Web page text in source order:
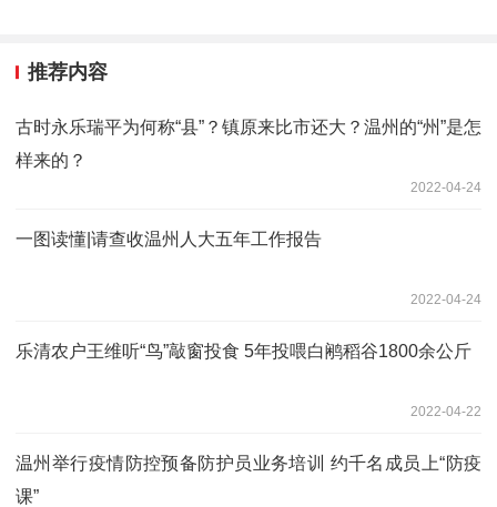
推荐内容
古时永乐瑞平为何称“县”？镇原来比市还大？温州的“州”是怎
样来的？
2022-04-24
一图读懂|请查收温州人大五年工作报告
2022-04-24
乐清农户王维听“鸟”敲窗投食 5年投喂白鹇稻谷1800余公斤
2022-04-22
温州举行疫情防控预备防护员业务培训 约千名成员上“防疫
课”